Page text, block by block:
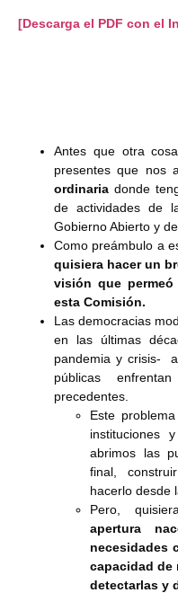
[Descarga el PDF con el
Antes que otra
presentes que nos
ordinaria donde
de actividades de
Gobierno Abierto y
Como preámbulo a
quisiera hacer un
visión que
esta Comisión.
Las democracias
en las últimas
pandemia y crisis-
públicas
precedentes.
Este
instituciones
abrimos las
final,
hacerlo desde
Pero,
apertura
necesidades
capacidad de
detectarlas y